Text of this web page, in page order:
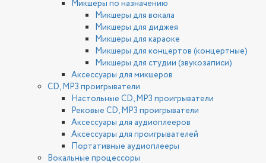
Микшеры по назначению
Микшеры для вокала
Микшеры для диджея
Микшеры для караоке
Микшеры для концертов (концертные)
Микшеры для студии (звукозаписи)
Аксессуары для микшеров
CD, MP3 проигрыватели
Настольные CD, MP3 проигрыватели
Рековые CD, MP3 проигрыватели
Аксессуары для аудиоплееров
Аксессуары для проигрывателей
Портативные аудиоплееры
Вокальные процессоры